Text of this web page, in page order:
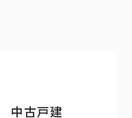
中古戸建